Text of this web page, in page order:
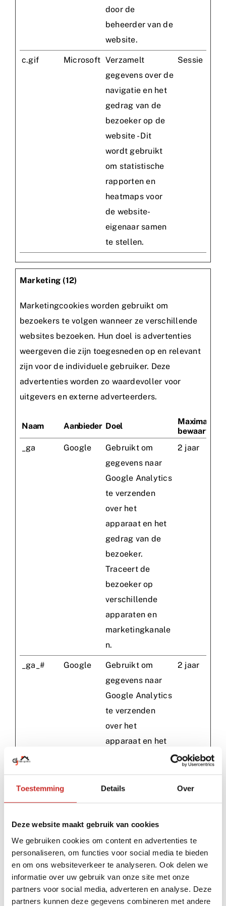
Toestemming Details Over
Deze website maakt gebruik van cookies
We gebruiken cookies om content en advertenties te
personaliseren, om functies voor social media te bieden
en om ons websiteverkeer te analyseren. Ook delen we
informatie over uw gebruik van onze site met onze
partners voor social media, adverteren en analyse. Deze
partners kunnen deze gegevens combineren met andere
door de
beheerder van de
website.
c.gif Microsoft Verzamelt
gegevens over de
navigatie en het
gedrag van de
bezoeker op de
website - Dit
wordt gebruikt
om statistische
rapporten en
heatmaps voor
de website-
eigenaar samen
te stellen.
Sessie
Marketing (12)
Marketingcookies worden gebruikt om
bezoekers te volgen wanneer ze verschillende
websites bezoeken. Hun doel is advertenties
weergeven die zijn toegesneden op en relevant
zijn voor de individuele gebruiker. Deze
advertenties worden zo waardevoller voor
uitgevers en externe adverteerders.
Naam Aanbieder Doel
Maximale
_ga
Google
Gebruikt om
gegevens naar
Google Analytics
te verzenden
over het
apparaat en het
gedrag van de
bezoeker.
Traceert de
bezoeker op
verschillende
apparaten en
marketingkanale
n.
2 jaar
_ga_# Google
Gebruikt om
gegevens naar
Google Analytics
te verzenden
over het
apparaat en het
Traceert de
bezoeker op
n.
2 jaar
_gcl_au Google
Wordt gebruikt
om de efficiëntie
3
maand